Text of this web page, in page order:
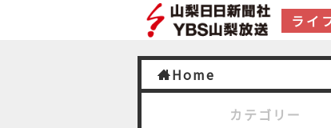
ライ
Home
カテゴリー